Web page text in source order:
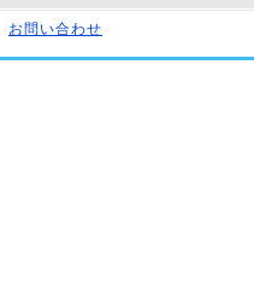
お問い合わせ